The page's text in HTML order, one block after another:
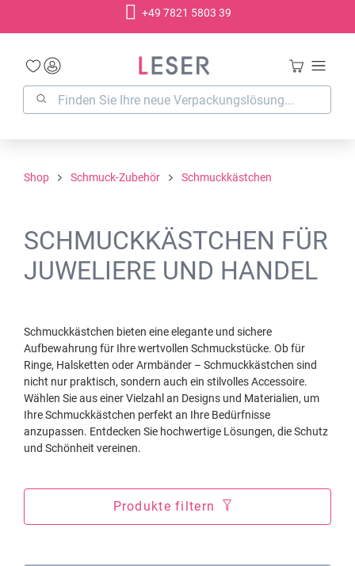
+49 7821 5803 39
Shop Schmuck-Zubehör Schmuckkästchen
SCHMUCKKÄSTCHEN FÜR
JUWELIERE UND HANDEL
Schmuckkästchen bieten eine elegante und sichere
Aufbewahrung für Ihre wertvollen Schmuckstücke. Ob für
Ringe, Halsketten oder Armbänder – Schmuckkästchen sind
nicht nur praktisch, sondern auch ein stilvolles Accessoire.
Wählen Sie aus einer Vielzahl an Designs und Materialien, um
Ihre Schmuckkästchen perfekt an Ihre Bedürfnisse
anzupassen. Entdecken Sie hochwertige Lösungen, die Schutz
und Schönheit vereinen.
Produkte filtern